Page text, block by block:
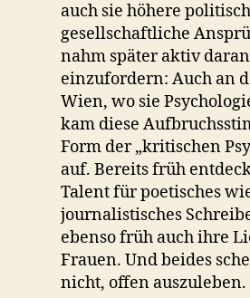
auch sie höhere
gesellschaftliche
nahm später aktiv
einzufordern: Auch an
Wien, wo sie
kam diese
Form der „kritischen
auf. Bereits früh
Talent für poetisches
journalistisches
ebenso früh auch ihre
Frauen. Und beides
nicht, offen auszuleben.